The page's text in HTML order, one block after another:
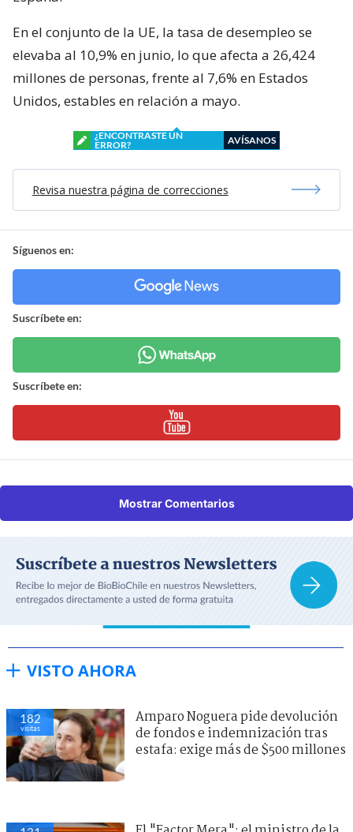
En el conjunto de la UE, la tasa de desempleo se
elevaba al 10,9% en junio, lo que afecta a 26,424
millones de personas, frente al 7,6% en Estados
Unidos, estables en relación a mayo.
¿ENCONTRASTE UN
ERROR?
AVÍSANOS
Revisa nuestra página de correcciones
Síguenos en:
Suscríbete en:
Suscríbete en:
Mostrar Comentarios
VISTO AHORA
182
visitas
Amparo Noguera pide devolución
de fondos e indemnización tras
estafa: exige más de $500 millones